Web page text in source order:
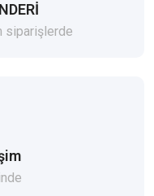
siparişlerde